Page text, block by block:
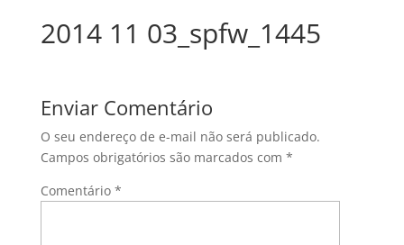
2014 11 03_spfw_1445
Enviar Comentário
O seu endereço de e-mail não será publicado.
Campos obrigatórios são marcados com *
Comentário *